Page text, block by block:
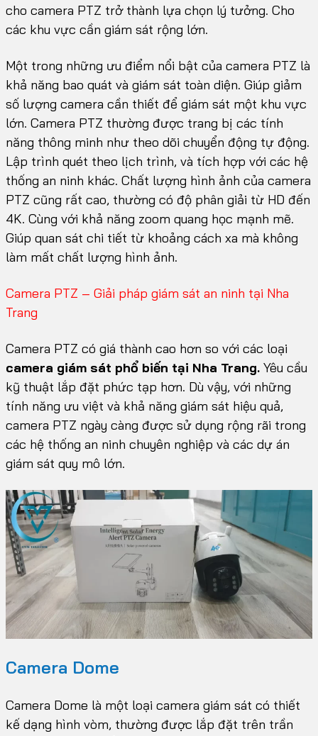
cho camera PTZ trở thành lựa chọn lý tưởng. Cho
các khu vực cần giám sát rộng lớn.
Một trong những ưu điểm nổi bật của camera PTZ là
khả năng bao quát và giám sát toàn diện. Giúp giảm
số lượng camera cần thiết để giám sát một khu vực
lớn. Camera PTZ thường được trang bị các tính
năng thông minh như theo dõi chuyển động tự động.
Lập trình quét theo lịch trình, và tích hợp với các hệ
thống an ninh khác. Chất lượng hình ảnh của camera
PTZ cũng rất cao, thường có độ phân giải từ HD đến
4K. Cùng với khả năng zoom quang học mạnh mẽ.
Giúp quan sát chi tiết từ khoảng cách xa mà không
làm mất chất lượng hình ảnh.
Camera PTZ – Giải pháp giám sát an ninh tại Nha
Trang
Camera PTZ có giá thành cao hơn so với các loại
camera giám sát phổ biến tại Nha Trang. Yêu cầu
kỹ thuật lắp đặt phức tạp hơn. Dù vậy, với những
tính năng ưu việt và khả năng giám sát hiệu quả,
camera PTZ ngày càng được sử dụng rộng rãi trong
các hệ thống an ninh chuyên nghiệp và các dự án
giám sát quy mô lớn.
Camera Dome
Camera Dome là một loại camera giám sát có thiết
kế dạng hình vòm, thường được lắp đặt trên trần